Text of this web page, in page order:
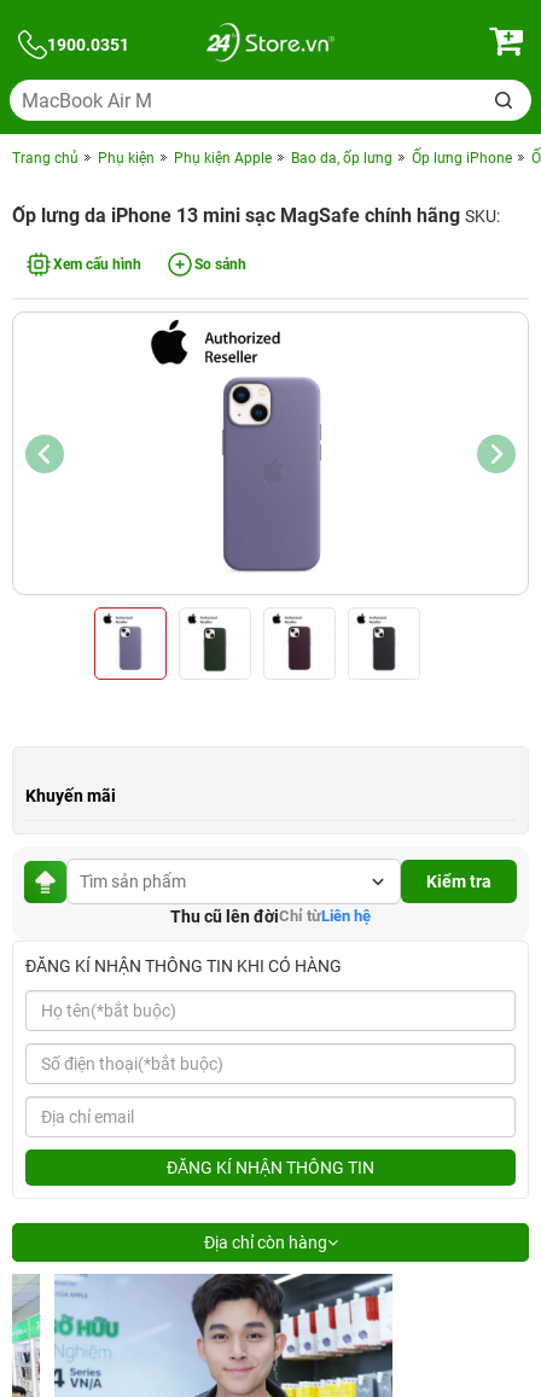
1900.0351
Trang chủ Phụ kiện Phụ kiện Apple Bao da, ốp lưng Ốp lưng iPhone
Ốp lưng da iPhone 13 mini sạc MagSafe chính hãng SKU:
Xem cấu hình So sánh
Khuyến mãi
Kiểm tra
Thu cũ lên đờiChỉ từLiên hệ
ĐĂNG KÍ NHẬN THÔNG TIN KHI CÓ HÀNG
ĐĂNG KÍ NHẬN THÔNG TIN
Địa chỉ còn hàng